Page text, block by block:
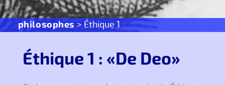
philosophes > Éthique 1
Éthique 1 : «De Deo»